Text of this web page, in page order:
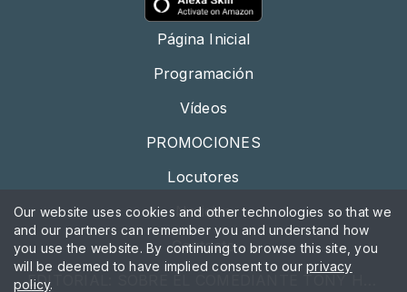
Página Inicial
Programación
Vídeos
PROMOCIONES
Locutores
Noticias
Contacto
Our website uses cookies and other technologies so that we
and our partners can remember you and understand how
you use the website. By continuing to browse this site, you
will be deemed to have implied consent to ourprivacy
policy.